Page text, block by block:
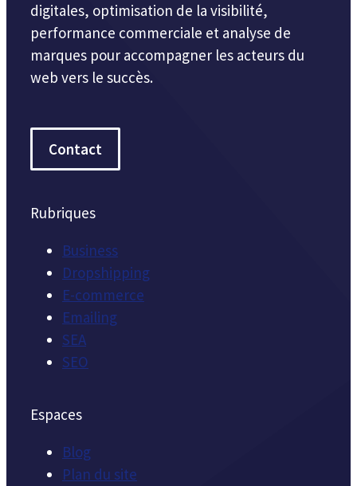
digitales, optimisation de la visibilité,
performance commerciale et analyse de
marques pour accompagner les acteurs du
web vers le succès.
Contact
Rubriques
Business
Dropshipping
E-commerce
Emailing
SEA
SEO
Espaces
Blog
Plan du site